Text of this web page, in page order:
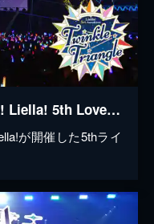
ラブライブ!スーパースター!! Liella! 5th LoveLive! ~Twinkle Triangle~
が開催した5thライ